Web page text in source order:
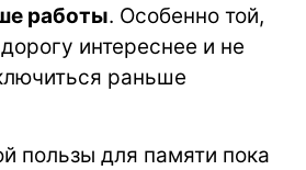
работы. Особенно той,
интереснее и не
раньше
пользы для памяти пока